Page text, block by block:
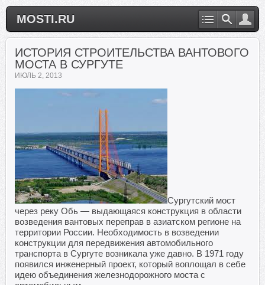
MOSTI.RU
ИСТОРИЯ СТРОИТЕЛЬСТВА ВАНТОВОГО
МОСТА В СУРГУТЕ
ИЮЛЬ 2, 2013
Сургутский мост
через реку Обь — выдающаяся конструкция в области
возведения вантовых переправ в азиатском регионе на
территории России. Необходимость в возведении
конструкции для передвижения автомобильного
транспорта в Сургуте возникала уже давно. В 1971 году
появился инженерный проект, который воплощал в себе
идею объединения железнодорожного моста с